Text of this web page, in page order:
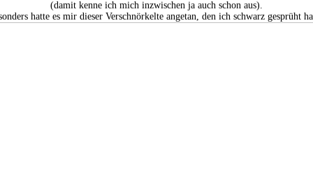
(damit kenne ich mich inzwischen ja auch schon aus).
hatte es mir dieser Verschnörkelte angetan, den ich schwarz gesprüht